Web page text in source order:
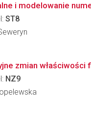
i modelowanie
ST8
zmian
NZ9